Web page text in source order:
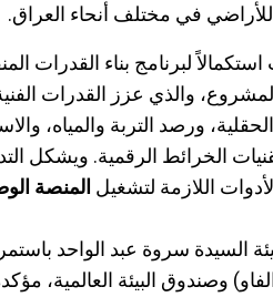
للأراضي في مختلف أنحاء العراق.
لبرنامج بناء القدرات
والذي عزز القدرات
ورصد التربة والمياه،
الخرائط الرقمية. ويشكل
اللازمة لتشغيل المنصة
السيدة سروة عبد الواحد
وصندوق البيئة العالمية،